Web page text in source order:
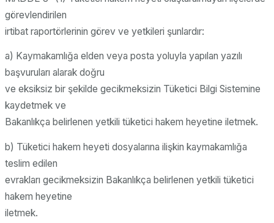
görevlendirilen
irtibat raportörlerinin görev ve yetkileri şunlardır:
a) Kaymakamlığa elden veya posta yoluyla yapılan yazılı
başvuruları alarak doğru
ve eksiksiz bir şekilde gecikmeksizin Tüketici Bilgi Sistemine
kaydetmek ve
Bakanlıkça belirlenen yetkili tüketici hakem heyetine iletmek.
b) Tüketici hakem heyeti dosyalarına ilişkin kaymakamlığa
teslim edilen
evrakları gecikmeksizin Bakanlıkça belirlenen yetkili tüketici
hakem heyetine
iletmek.